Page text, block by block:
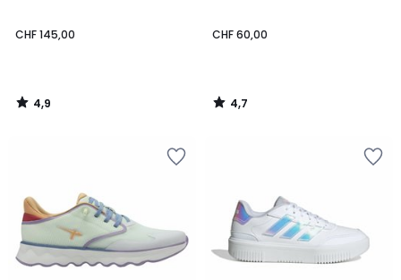
CHF 145,00
4,9
/
CHF 60,00
4,7
/